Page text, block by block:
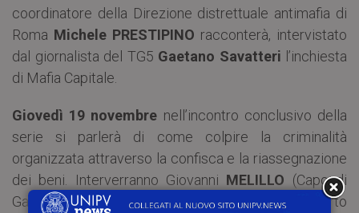
coordinatore della Direzione distrettuale antimafia di
Roma Michele PRESTIPINO racconterà, intervistato
dal giornalista del TG5 Gaetano Savatteri l’inchiesta
di Mafia Capitale.
Giovedì 19 novembre nell’incontro conclusivo della
serie si parlerà di come colpire la criminalità
organizzata attraverso la confisca e la riassegnazione
dei beni. Interverranno Giovanni MELILLO (Capo di
Gabinetto del Ministero di Giustizia) e Umberto